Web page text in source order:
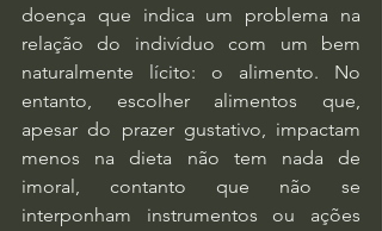
doença que indica um problema na
relação do indivíduo com um bem
naturalmente lícito: o alimento. No
entanto, escolher alimentos que,
apesar do prazer gustativo, impactam
menos na dieta não tem nada de
imoral, contanto que não se
interponham instrumentos ou ações